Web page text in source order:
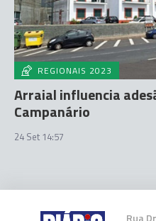
REGIONAIS 2023
Arraial influencia
Campanário
24 Set 14:57
Rua